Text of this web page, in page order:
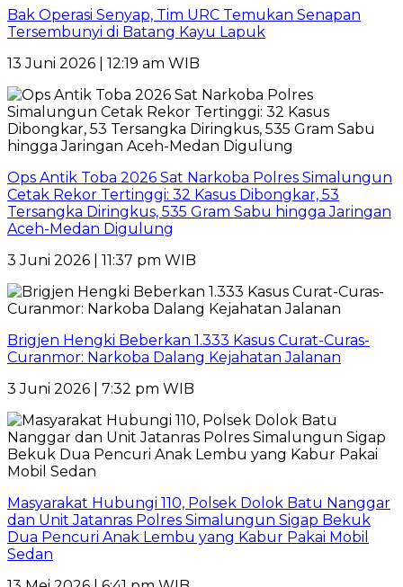
Bak Operasi Senyap, Tim URC Temukan Senapan
Tersembunyi di Batang Kayu Lapuk
13 Juni 2026 | 12:19 am WIB
Ops Antik Toba 2026 Sat Narkoba Polres Simalungun
Cetak Rekor Tertinggi: 32 Kasus Dibongkar, 53
Tersangka Diringkus, 535 Gram Sabu hingga Jaringan
Aceh-Medan Digulung
3 Juni 2026 | 11:37 pm WIB
Brigjen Hengki Beberkan 1.333 Kasus Curat-Curas-
Curanmor: Narkoba Dalang Kejahatan Jalanan
3 Juni 2026 | 7:32 pm WIB
Masyarakat Hubungi 110, Polsek Dolok Batu Nanggar
dan Unit Jatanras Polres Simalungun Sigap Bekuk
Dua Pencuri Anak Lembu yang Kabur Pakai Mobil
Sedan